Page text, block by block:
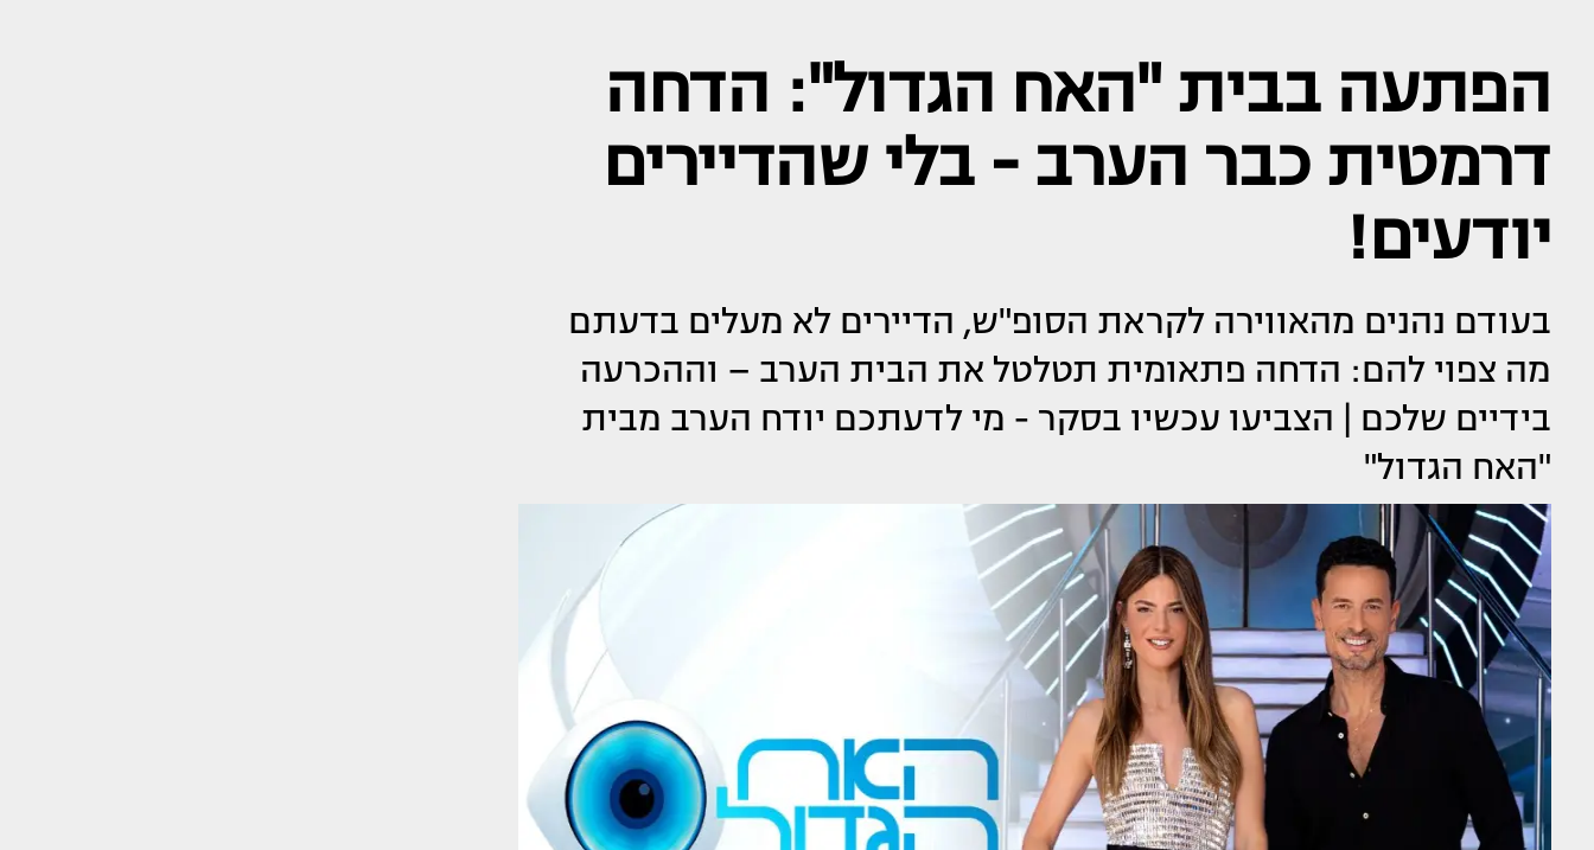
הפתעה בבית "האח הגדול": הדחה
דרמטית כבר הערב - בלי שהדיירים
יודעים!
בעודם נהנים מהאווירה לקראת הסופ"ש, הדיירים לא מעלים בדעתם
מה צפוי להם: הדחה פתאומית תטלטל את הבית הערב – וההכרעה
בידיים שלכם | הצביעו עכשיו בסקר - מי לדעתכם יודח הערב מבית
"האח הגדול"